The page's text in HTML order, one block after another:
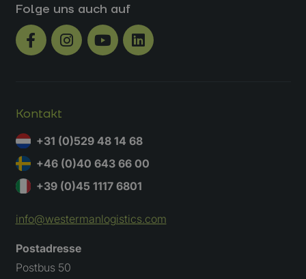
Folge uns auch auf
Kontakt
+31 (0)529 48 14 68
+46 (0)40 643 66 00
+39 (0)45 1117 6801
info@westermanlogistics.com
Postadresse
Postbus 50